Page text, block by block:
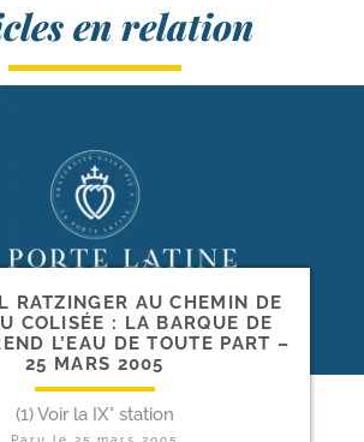
en relation
RATZINGER AU CHEMIN DE
COLISÉE : LA BARQUE DE
L’EAU DE TOUTE PART –
25 MARS 2005
(1) Voir la IX° station